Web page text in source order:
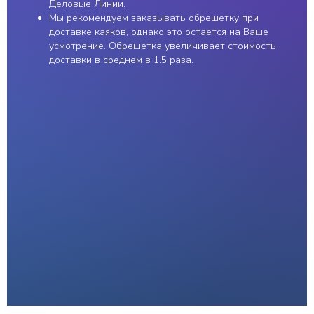
Деловые Линии.
Мы рекомендуем заказывать обрешетку при
доставке каяков, однако это остается на Ваше
усмотрение. Обрешетка увеличивает стоимость
доставки в среднем в 1.5 раза.